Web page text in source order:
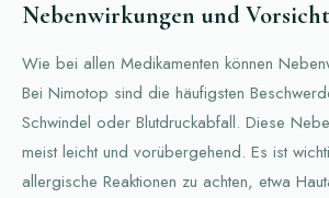
Nebenwirkungen und
Wie bei allen Medikamenten können
Bei Nimotop sind die häufigsten
Schwindel oder Blutdruckabfall. Diese
meist leicht und vorübergehend. Es ist
allergische Reaktionen zu achten, etwa